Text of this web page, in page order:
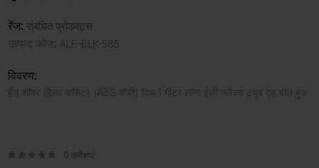
रेंज: संबंधित प्रोडक्ट्स
विवरण:
0 समीक्षाएं